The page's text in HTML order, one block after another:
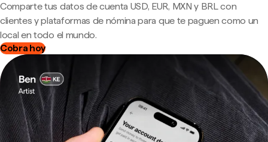
Comparte tus datos de cuenta USD, EUR, MXN y BRL con
clientes y plataformas de nómina para que te paguen como un
local en todo el mundo.
Cobra hoy